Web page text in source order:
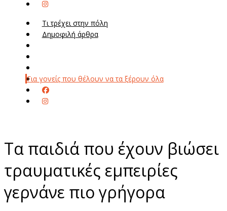
Τι τρέχει στην πόλη
Δημοφιλή άρθρα
Για γονείς που θέλουν να τα ξέρουν όλα
Τα παιδιά που έχουν βιώσει
τραυματικές εμπειρίες
γερνάνε πιο γρήγορα